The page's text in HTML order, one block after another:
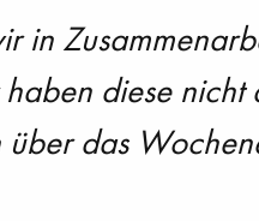
diese
das